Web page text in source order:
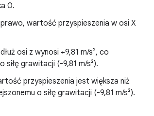
0.
wartość przyspieszenia w osi X
osi z wynosi +9,81 m/s², co
siłę grawitacji (-9,81 m/s²).
przyspieszenia jest większa niż
o siłę grawitacji (-9,81 m/s²).